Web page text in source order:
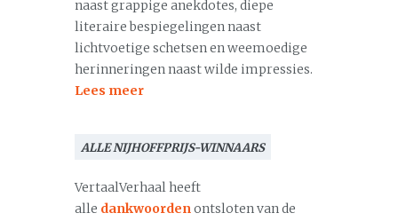
naast grappige anekdotes, diepe
literaire bespiegelingen naast
lichtvoetige schetsen en weemoedige
herinneringen naast wilde impressies.
Lees meer
ALLE NIJHOFFPRIJS-WINNAARS
VertaalVerhaal heeft
alle dankwoordenontsloten van de